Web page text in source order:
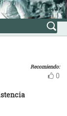
Recomiendo:
0